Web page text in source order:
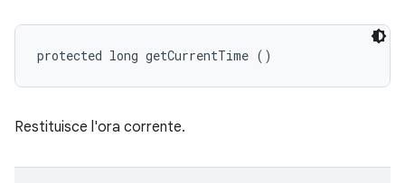
protected long getCurrentTime ()
Restituisce l'ora corrente.